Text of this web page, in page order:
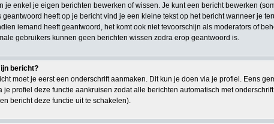
je enkel je eigen berichten bewerken of wissen. Je kunt een bericht bewerken
heeft op je bericht vind je een kleine tekst op het bericht wanneer je
iemand heeft geantwoord, het komt ook niet tevoorschijn als moderators of
gebruikers kunnen geen berichten wissen zodra erop geantwoord is.
bericht?
moet je eerst een onderschrift aanmaken. Dit kun je doen via je profiel. Eens
je profiel deze functie aankruisen zodat alle berichten automatisch met
bericht deze functie uit te schakelen).